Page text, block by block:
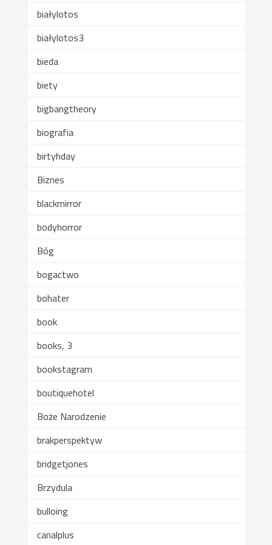
białylotos
białylotos3
bieda
biety
bigbangtheory
biografia
birtyhday
Biznes
blackmirror
bodyhorror
Bóg
bogactwo
bohater
book
books, 3
bookstagram
boutiquehotel
Boże Narodzenie
brakperspektyw
bridgetjones
Brzydula
bulloing
canalplus